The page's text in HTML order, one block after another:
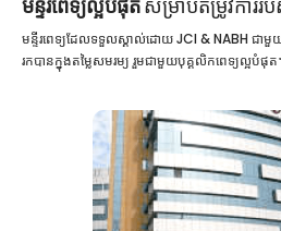
មន្ទីរពេទ្យល្អបំផុតសម្រាប់តម្រូវការរ
មន្ទីរពេទ្យដែលទទួលស្គាល់ដោយ JCI & NABH ជាមួយ
រកបានក្នុងតម្លៃសមរម្យ រួមជាមួយបុគ្គលិកពេទ្យល្អបំផុត